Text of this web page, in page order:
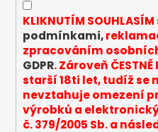
ŽHAVÍCÍ
HLAVA
69
Kč
KLIKNUTÍM SOUHLASÍM
podmínkami,
zpracováním
GDPR. Zároveň ČESTNĚ
starší 18ti let, tudíž se
nevztahuje omezení
výrobků a
č. 379/2005 Sb. a